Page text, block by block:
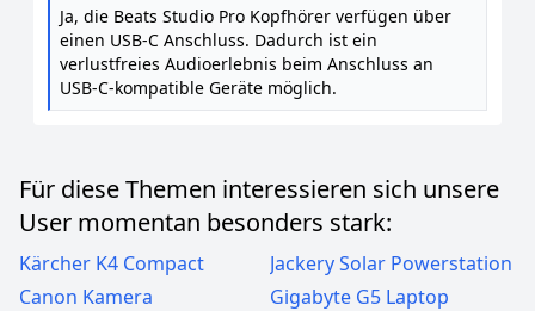
Ja, die Beats Studio Pro Kopfhörer verfügen über
einen USB-C Anschluss. Dadurch ist ein
verlustfreies Audioerlebnis beim Anschluss an
USB-C-kompatible Geräte möglich.
Für diese Themen interessieren sich unsere
User momentan besonders stark:
Kärcher K4 Compact
Jackery Solar Powerstation
Canon Kamera
Gigabyte G5 Laptop